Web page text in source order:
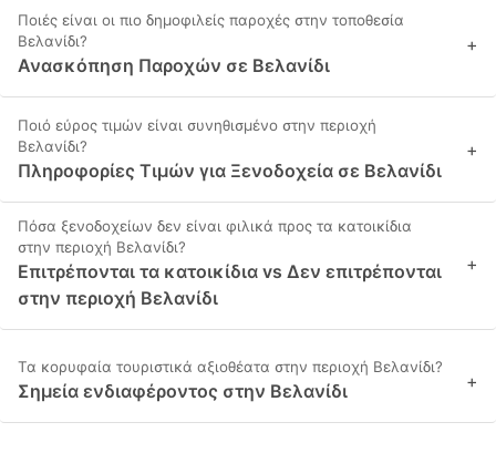
Ποιές είναι οι πιο δημοφιλείς παροχές στην τοποθεσία
Βελανίδι?
Ανασκόπηση Παροχών σε Βελανίδι
+
Ποιό εύρος τιμών είναι συνηθισμένο στην περιοχή
Βελανίδι?
Πληροφορίες Τιμών για Ξενοδοχεία σε Βελανίδι
+
Πόσα ξενοδοχείων δεν είναι φιλικά προς τα κατοικίδια
στην περιοχή Βελανίδι?
Επιτρέπονται τα κατοικίδια vs Δεν επιτρέπονται
στην περιοχή Βελανίδι
+
Τα κορυφαία τουριστικά αξιοθέατα στην περιοχή Βελανίδι?
Σημεία ενδιαφέροντος στην Βελανίδι +